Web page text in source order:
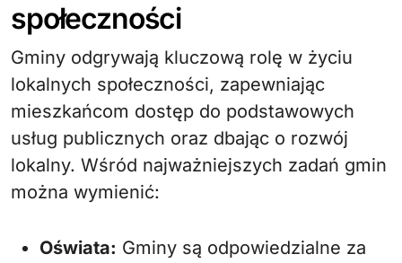
społeczności
Gminy odgrywają kluczową rolę w życiu
lokalnych społeczności, zapewniając
mieszkańcom dostęp do podstawowych
usług publicznych oraz dbając o rozwój
lokalny. Wśród najważniejszych zadań gmin
można wymienić:
Oświata: Gminy są odpowiedzialne za